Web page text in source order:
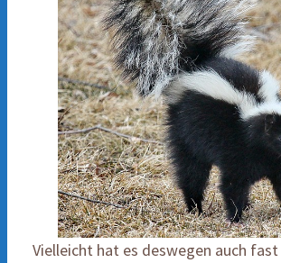
Vielleicht hat es deswegen auch